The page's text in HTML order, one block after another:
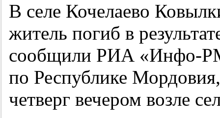
В селе Кочелаево
житель погиб в
сообщили РИА
по Республике
четверг вечером возле